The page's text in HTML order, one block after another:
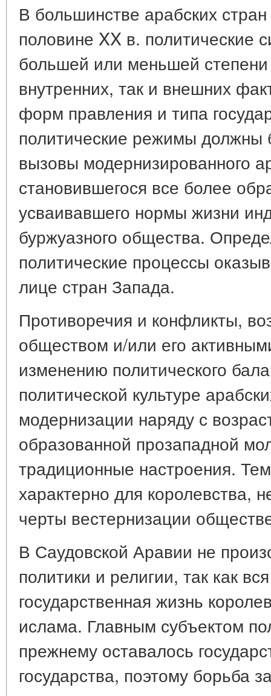
В большинстве арабских
половине XX в. политические
большей или меньшей
внутренних, так и внешних
форм правления и типа
политические режимы должны
вызовы модернизированного
становившегося все более
усваивавшего нормы жизни
буржуазного общества.
политические процессы
лице стран Запада.
Противоречия и конфликты,
обществом и/или его
изменению политического
политической культуре
модернизации наряду с
образованной прозападной
традиционные настроения.
характерно для королевства,
черты вестернизации
В Саудовской Аравии не
политики и религии, так как
государственная жизнь
ислама. Главным субъектом
прежнему оставалось
государства, поэтому борьба